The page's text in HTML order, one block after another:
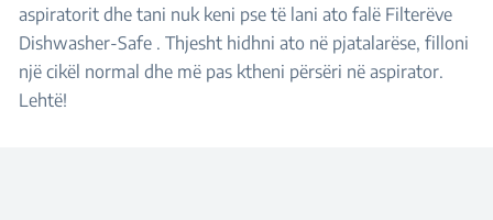
aspiratorit dhe tani nuk keni pse të lani ato falë Filterëve
Dishwasher-Safe . Thjesht hidhni ato në pjatalarëse, filloni
një cikël normal dhe më pas ktheni përsëri në aspirator.
Lehtë!